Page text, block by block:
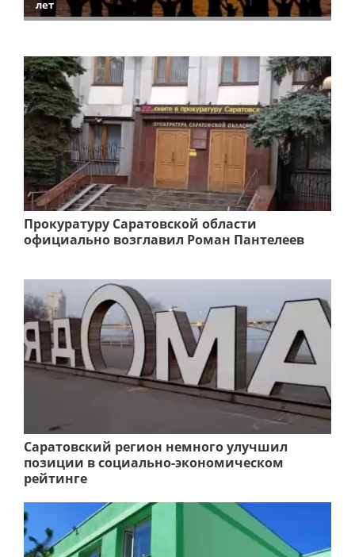
лет
Прокуратуру Саратовской области
официально возглавил Роман Пантелеев
Саратовский регион немного улучшил
позиции в социально-экономическом
рейтинге